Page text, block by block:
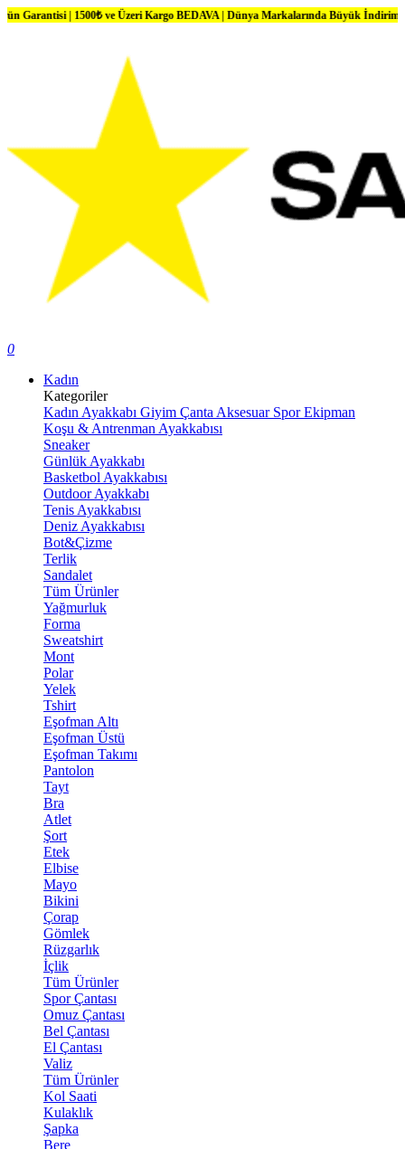
ve Üzeri Kargo BEDAVA | Dünya Markalarında Büyük İndirimler
0
Kadın
Kategoriler
Kadın Ayakkabı Giyim Çanta Aksesuar Spor Ekipman
Koşu & Antrenman Ayakkabısı
Sneaker
Günlük Ayakkabı
Basketbol Ayakkabısı
Outdoor Ayakkabı
Tenis Ayakkabısı
Deniz Ayakkabısı
Bot&Çizme
Terlik
Sandalet
Tüm Ürünler
Yağmurluk
Forma
Sweatshirt
Mont
Polar
Yelek
Tshirt
Eşofman Altı
Eşofman Üstü
Eşofman Takımı
Pantolon
Tayt
Bra
Atlet
Şort
Etek
Elbise
Mayo
Bikini
Çorap
Gömlek
Rüzgarlık
İçlik
Tüm Ürünler
Spor Çantası
Omuz Çantası
Bel Çantası
El Çantası
Valiz
Tüm Ürünler
Kol Saati
Kulaklık
Şapka
Bere